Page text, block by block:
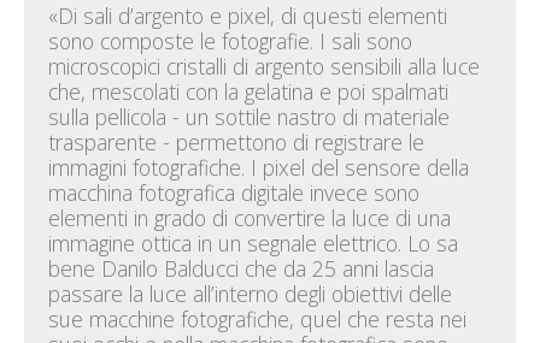
«Di sali d’argento e pixel, di questi elementi
sono composte le fotografie. I sali sono
microscopici cristalli di argento sensibili alla luce
che, mescolati con la gelatina e poi spalmati
sulla pellicola - un sottile nastro di materiale
trasparente - permettono di registrare le
immagini fotografiche. I pixel del sensore della
macchina fotografica digitale invece sono
elementi in grado di convertire la luce di una
immagine ottica in un segnale elettrico. Lo sa
bene Danilo Balducci che da 25 anni lascia
passare la luce all’interno degli obiettivi delle
sue macchine fotografiche, quel che resta nei